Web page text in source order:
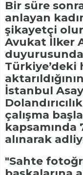
Bir süre
anlayan
şikayetçi
Avukat İlker
Türkiye’deki
İstanbul
çalışma
kapsamında
alınarak
"Sahte